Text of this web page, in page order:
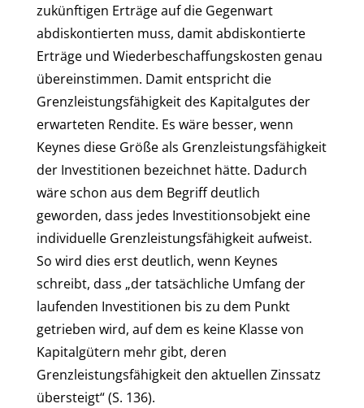
zukünftigen Erträge auf die Gegenwart
abdiskontierten muss, damit abdiskontierte
Erträge und Wiederbeschaffungskosten genau
übereinstimmen. Damit entspricht die
Grenzleistungsfähigkeit des Kapitalgutes der
erwarteten Rendite. Es wäre besser, wenn
Keynes diese Größe als Grenzleistungsfähigkeit
der Investitionen bezeichnet hätte. Dadurch
wäre schon aus dem Begriff deutlich
geworden, dass jedes Investitionsobjekt eine
individuelle Grenzleistungsfähigkeit aufweist.
So wird dies erst deutlich, wenn Keynes
schreibt, dass „der tatsächliche Umfang der
laufenden Investitionen bis zu dem Punkt
getrieben wird, auf dem es keine Klasse von
Kapitalgütern mehr gibt, deren
Grenzleistungsfähigkeit den aktuellen Zinssatz
übersteigt“ (S. 136).